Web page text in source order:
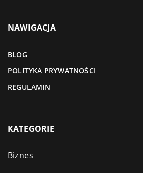
NAWIGACJA
BLOG
POLITYKA PRYWATNOŚCI
REGULAMIN
KATEGORIE
Biznes